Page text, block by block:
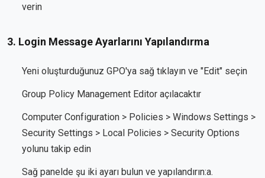
verin
3. Login Message Ayarlarını Yapılandırma
Yeni oluşturduğunuz GPO'ya sağ tıklayın ve "Edit" seçin
Group Policy Management Editor açılacaktır
Computer Configuration > Policies > Windows Settings >
Security Settings > Local Policies > Security Options
yolunu takip edin
Sağ panelde şu iki ayarı bulun ve yapılandırın:a.